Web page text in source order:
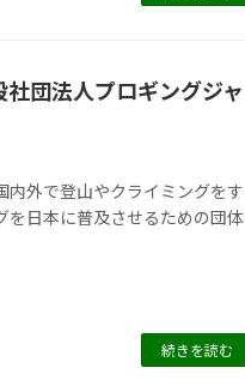
団法人プロギングジャ
内外で登山やクライミングをす
を日本に普及させるための団体
続きを読む